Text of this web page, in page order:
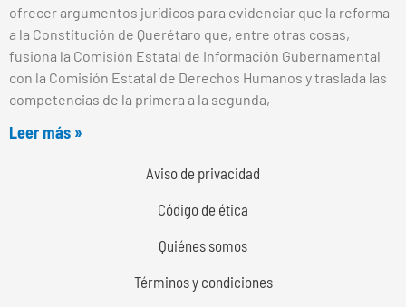
ofrecer argumentos jurídicos para evidenciar que la reforma
a la Constitución de Querétaro que, entre otras cosas,
fusiona la Comisión Estatal de Información Gubernamental
con la Comisión Estatal de Derechos Humanos y traslada las
competencias de la primera a la segunda,
Leer más »
Aviso de privacidad
Código de ética
Quiénes somos
Términos y condiciones